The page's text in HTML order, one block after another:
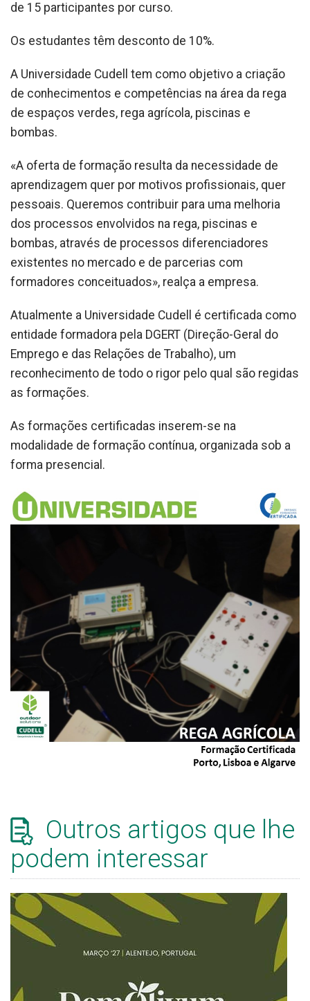
de 15 participantes por curso.
Os estudantes têm desconto de 10%.
A Universidade Cudell tem como objetivo a criação
de conhecimentos e competências na área da rega
de espaços verdes, rega agrícola, piscinas e
bombas.
«A oferta de formação resulta da necessidade de
aprendizagem quer por motivos profissionais, quer
pessoais. Queremos contribuir para uma melhoria
dos processos envolvidos na rega, piscinas e
bombas, através de processos diferenciadores
existentes no mercado e de parcerias com
formadores conceituados», realça a empresa.
Atualmente a Universidade Cudell é certificada como
entidade formadora pela DGERT (Direção-Geral do
Emprego e das Relações de Trabalho), um
reconhecimento de todo o rigor pelo qual são regidas
as formações.
As formações certificadas inserem-se na
modalidade de formação contínua, organizada sob a
forma presencial.
Outros artigos que lhe
podem interessar